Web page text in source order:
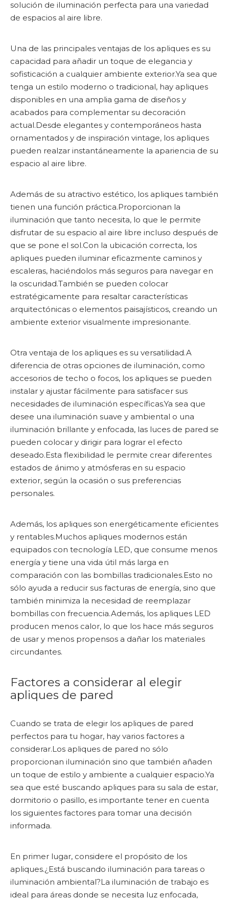
solución de iluminación perfecta para una variedad
de espacios al aire libre.
Una de las principales ventajas de los apliques es su
capacidad para añadir un toque de elegancia y
sofisticación a cualquier ambiente exterior.Ya sea que
tenga un estilo moderno o tradicional, hay apliques
disponibles en una amplia gama de diseños y
acabados para complementar su decoración
actual.Desde elegantes y contemporáneos hasta
ornamentados y de inspiración vintage, los apliques
pueden realzar instantáneamente la apariencia de su
espacio al aire libre.
Además de su atractivo estético, los apliques también
tienen una función práctica.Proporcionan la
iluminación que tanto necesita, lo que le permite
disfrutar de su espacio al aire libre incluso después de
que se pone el sol.Con la ubicación correcta, los
apliques pueden iluminar eficazmente caminos y
escaleras, haciéndolos más seguros para navegar en
la oscuridad.También se pueden colocar
estratégicamente para resaltar características
arquitectónicas o elementos paisajísticos, creando un
ambiente exterior visualmente impresionante.
Otra ventaja de los apliques es su versatilidad.A
diferencia de otras opciones de iluminación, como
accesorios de techo o focos, los apliques se pueden
instalar y ajustar fácilmente para satisfacer sus
necesidades de iluminación específicas.Ya sea que
desee una iluminación suave y ambiental o una
iluminación brillante y enfocada, las luces de pared se
pueden colocar y dirigir para lograr el efecto
deseado.Esta flexibilidad le permite crear diferentes
estados de ánimo y atmósferas en su espacio
exterior, según la ocasión o sus preferencias
personales.
Además, los apliques son energéticamente eficientes
y rentables.Muchos apliques modernos están
equipados con tecnología LED, que consume menos
energía y tiene una vida útil más larga en
comparación con las bombillas tradicionales.Esto no
sólo ayuda a reducir sus facturas de energía, sino que
también minimiza la necesidad de reemplazar
bombillas con frecuencia.Además, los apliques LED
producen menos calor, lo que los hace más seguros
de usar y menos propensos a dañar los materiales
circundantes.
Factores a considerar al elegir
apliques de pared
Cuando se trata de elegir los apliques de pared
perfectos para tu hogar, hay varios factores a
considerar.Los apliques de pared no sólo
proporcionan iluminación sino que también añaden
un toque de estilo y ambiente a cualquier espacio.Ya
sea que esté buscando apliques para su sala de estar,
dormitorio o pasillo, es importante tener en cuenta
los siguientes factores para tomar una decisión
informada.
En primer lugar, considere el propósito de los
apliques.¿Está buscando iluminación para tareas o
iluminación ambiental?La iluminación de trabajo es
ideal para áreas donde se necesita luz enfocada,